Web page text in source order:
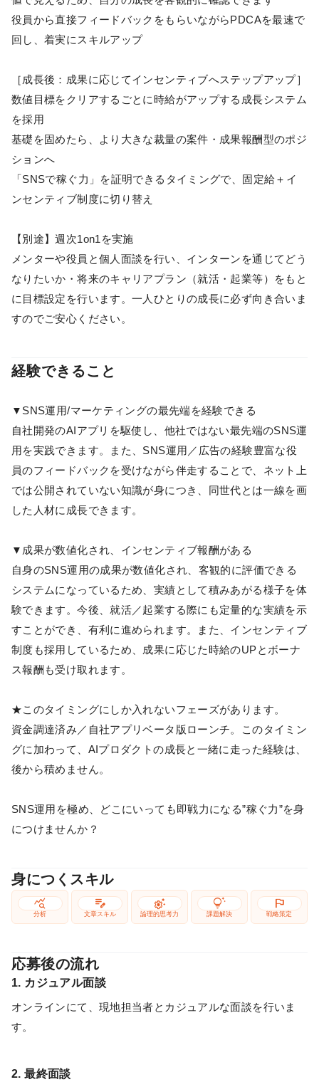
役員から直接フィードバックをもらいながらPDCAを最速で
回し、着実にスキルアップ
［成長後：成果に応じてインセンティブへステップアップ］
数値目標をクリアするごとに時給がアップする成長システム
を採用
基礎を固めたら、より大きな裁量の案件・成果報酬型のポジ
ションへ
「SNSで稼ぐ力」を証明できるタイミングで、固定給＋イ
ンセンティブ制度に切り替え
【別途】週次1on1を実施
メンターや役員と個人面談を行い、インターンを通じてどう
なりたいか・将来のキャリアプラン（就活・起業等）をもと
に目標設定を行います。一人ひとりの成長に必ず向き合いま
すのでご安心ください。
経験できること
▼SNS運用/マーケティングの最先端を経験できる
自社開発のAIアプリを駆使し、他社ではない最先端のSNS運
用を実践できます。また、SNS運用／広告の経験豊富な役
員のフィードバックを受けながら伴走することで、ネット上
では公開されていない知識が身につき、同世代とは一線を画
した人材に成長できます。
▼成果が数値化され、インセンティブ報酬がある
自身のSNS運用の成果が数値化され、客観的に評価できる
システムになっているため、実績として積みあがる様子を体
験できます。今後、就活／起業する際にも定量的な実績を示
すことができ、有利に進められます。また、インセンティブ
制度も採用しているため、成果に応じた時給のUPとボーナ
ス報酬も受け取れます。
★このタイミングにしか入れないフェーズがあります。
資金調達済み／自社アプリベータ版ローンチ。このタイミン
グに加わって、AIプロダクトの成長と一緒に走った経験は、
後から積めません。
SNS運用を極め、どこにいっても即戦力になる”稼ぐ力”を身
につけませんか？
身につくスキル
query_stats
分析
edit_note
文章スキル
settings_suggest
論理的思考力
tips_and_updates
課題解決
flag
戦略策定
応募後の流れ
1. カジュアル面談
オンラインにて、現地担当者とカジュアルな面談を行いま
す。
2. 最終面談